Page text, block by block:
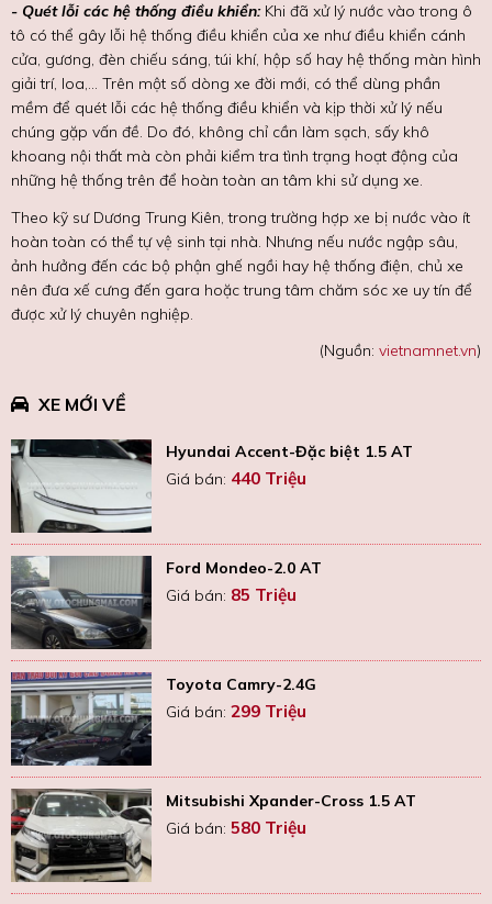
- Quét lỗi các hệ thống điều khiển:Khi đã xử lý nước vào trong ô
tô có thể gây lỗi hệ thống điều khiển của xe như điều khiển cánh
cửa, gương, đèn chiếu sáng, túi khí, hộp số hay hệ thống màn hình
giải trí, loa,... Trên một số dòng xe đời mới, có thể dùng phần
mềm để quét lỗi các hệ thống điều khiển và kịp thời xử lý nếu
chúng gặp vấn đề. Do đó, không chỉ cần làm sạch, sấy khô
khoang nội thất mà còn phải kiểm tra tình trạng hoạt động của
những hệ thống trên để hoàn toàn an tâm khi sử dụng xe.
Theo kỹ sư Dương Trung Kiên, trong trường hợp xe bị nước vào ít
hoàn toàn có thể tự vệ sinh tại nhà. Nhưng nếu nước ngập sâu,
ảnh hưởng đến các bộ phận ghế ngồi hay hệ thống điện, chủ xe
nên đưa xế cưng đến gara hoặc trung tâm chăm sóc xe uy tín để
được xử lý chuyên nghiệp.
(Nguồn: vietnamnet.vn)
XE MỚI VỀ
Hyundai Accent-Đặc biệt 1.5 AT
Giá bán: 440 Triệu
Ford Mondeo-2.0 AT
Giá bán: 85 Triệu
Toyota Camry-2.4G
Giá bán:299 Triệu
Mitsubishi Xpander-Cross 1.5 AT
Giá bán:580 Triệu